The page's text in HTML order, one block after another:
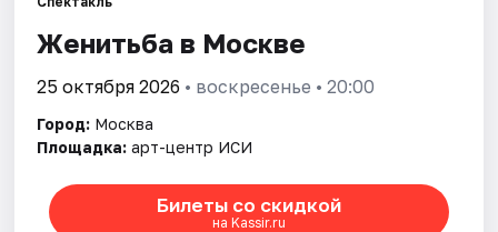
Женитьба в Москве
25 октября 2026 • воскресенье • 20:00
Город: Москва
Площадка: арт-центр ИСИ
Билеты со скидкой
на Kassir.ru